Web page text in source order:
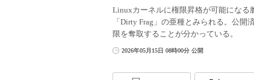
Linuxカーネルに権限昇格が可能になる
「Dirty Frag」の亜種とみられる。公
限を奪取することが分かっている。
2026年05月15日 08時00分 公開